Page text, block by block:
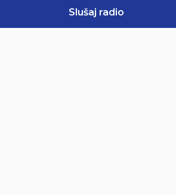
Slušaj radio